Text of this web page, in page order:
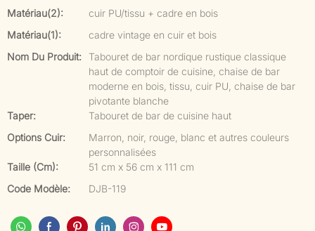
Matériau(2):
cuir PU/tissu + cadre en bois
Matériau(1):
cadre vintage en cuir et bois
Nom Du Produit:
Tabouret de bar nordique rustique classique
haut de comptoir de cuisine, chaise de bar
moderne en bois, tissu, cuir PU, chaise de bar
pivotante blanche
Taper:
Tabouret de bar de cuisine haut
Options Cuir:
Marron, noir, rouge, blanc et autres couleurs
personnalisées
Taille (cm):
51 cm x 56 cm x 111 cm
Code Modèle:
DJB-119